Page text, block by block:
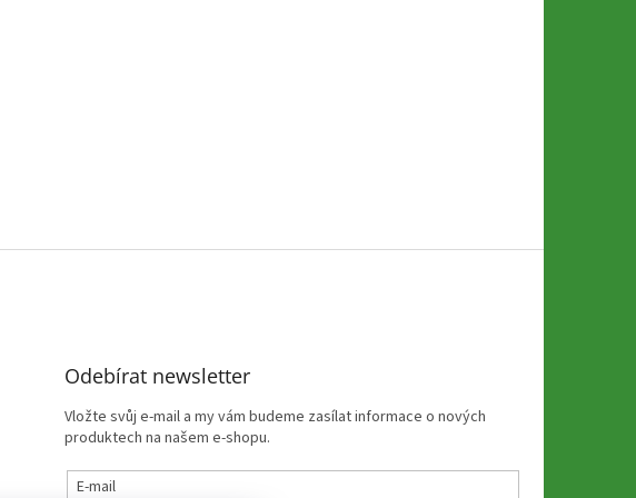
Odebírat newsletter
Vložte svůj e-mail a my vám budeme zasílat informace o nových
produktech na našem e-shopu.
E-mail